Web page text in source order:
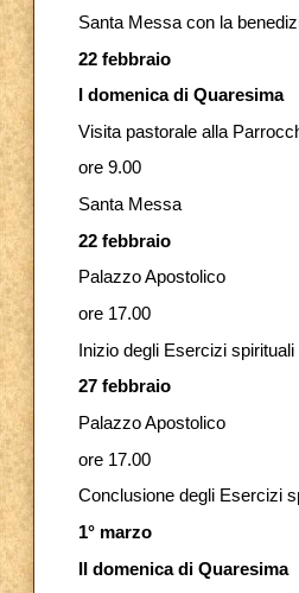
Santa Messa con la
22 febbraio
I domenica di Quaresima
Visita pastorale alla
ore 9.00
Santa Messa
22 febbraio
Palazzo Apostolico
ore 17.00
Inizio degli Esercizi
27 febbraio
Palazzo Apostolico
ore 17.00
Conclusione degli Esercizi
1° marzo
II domenica di Quaresima